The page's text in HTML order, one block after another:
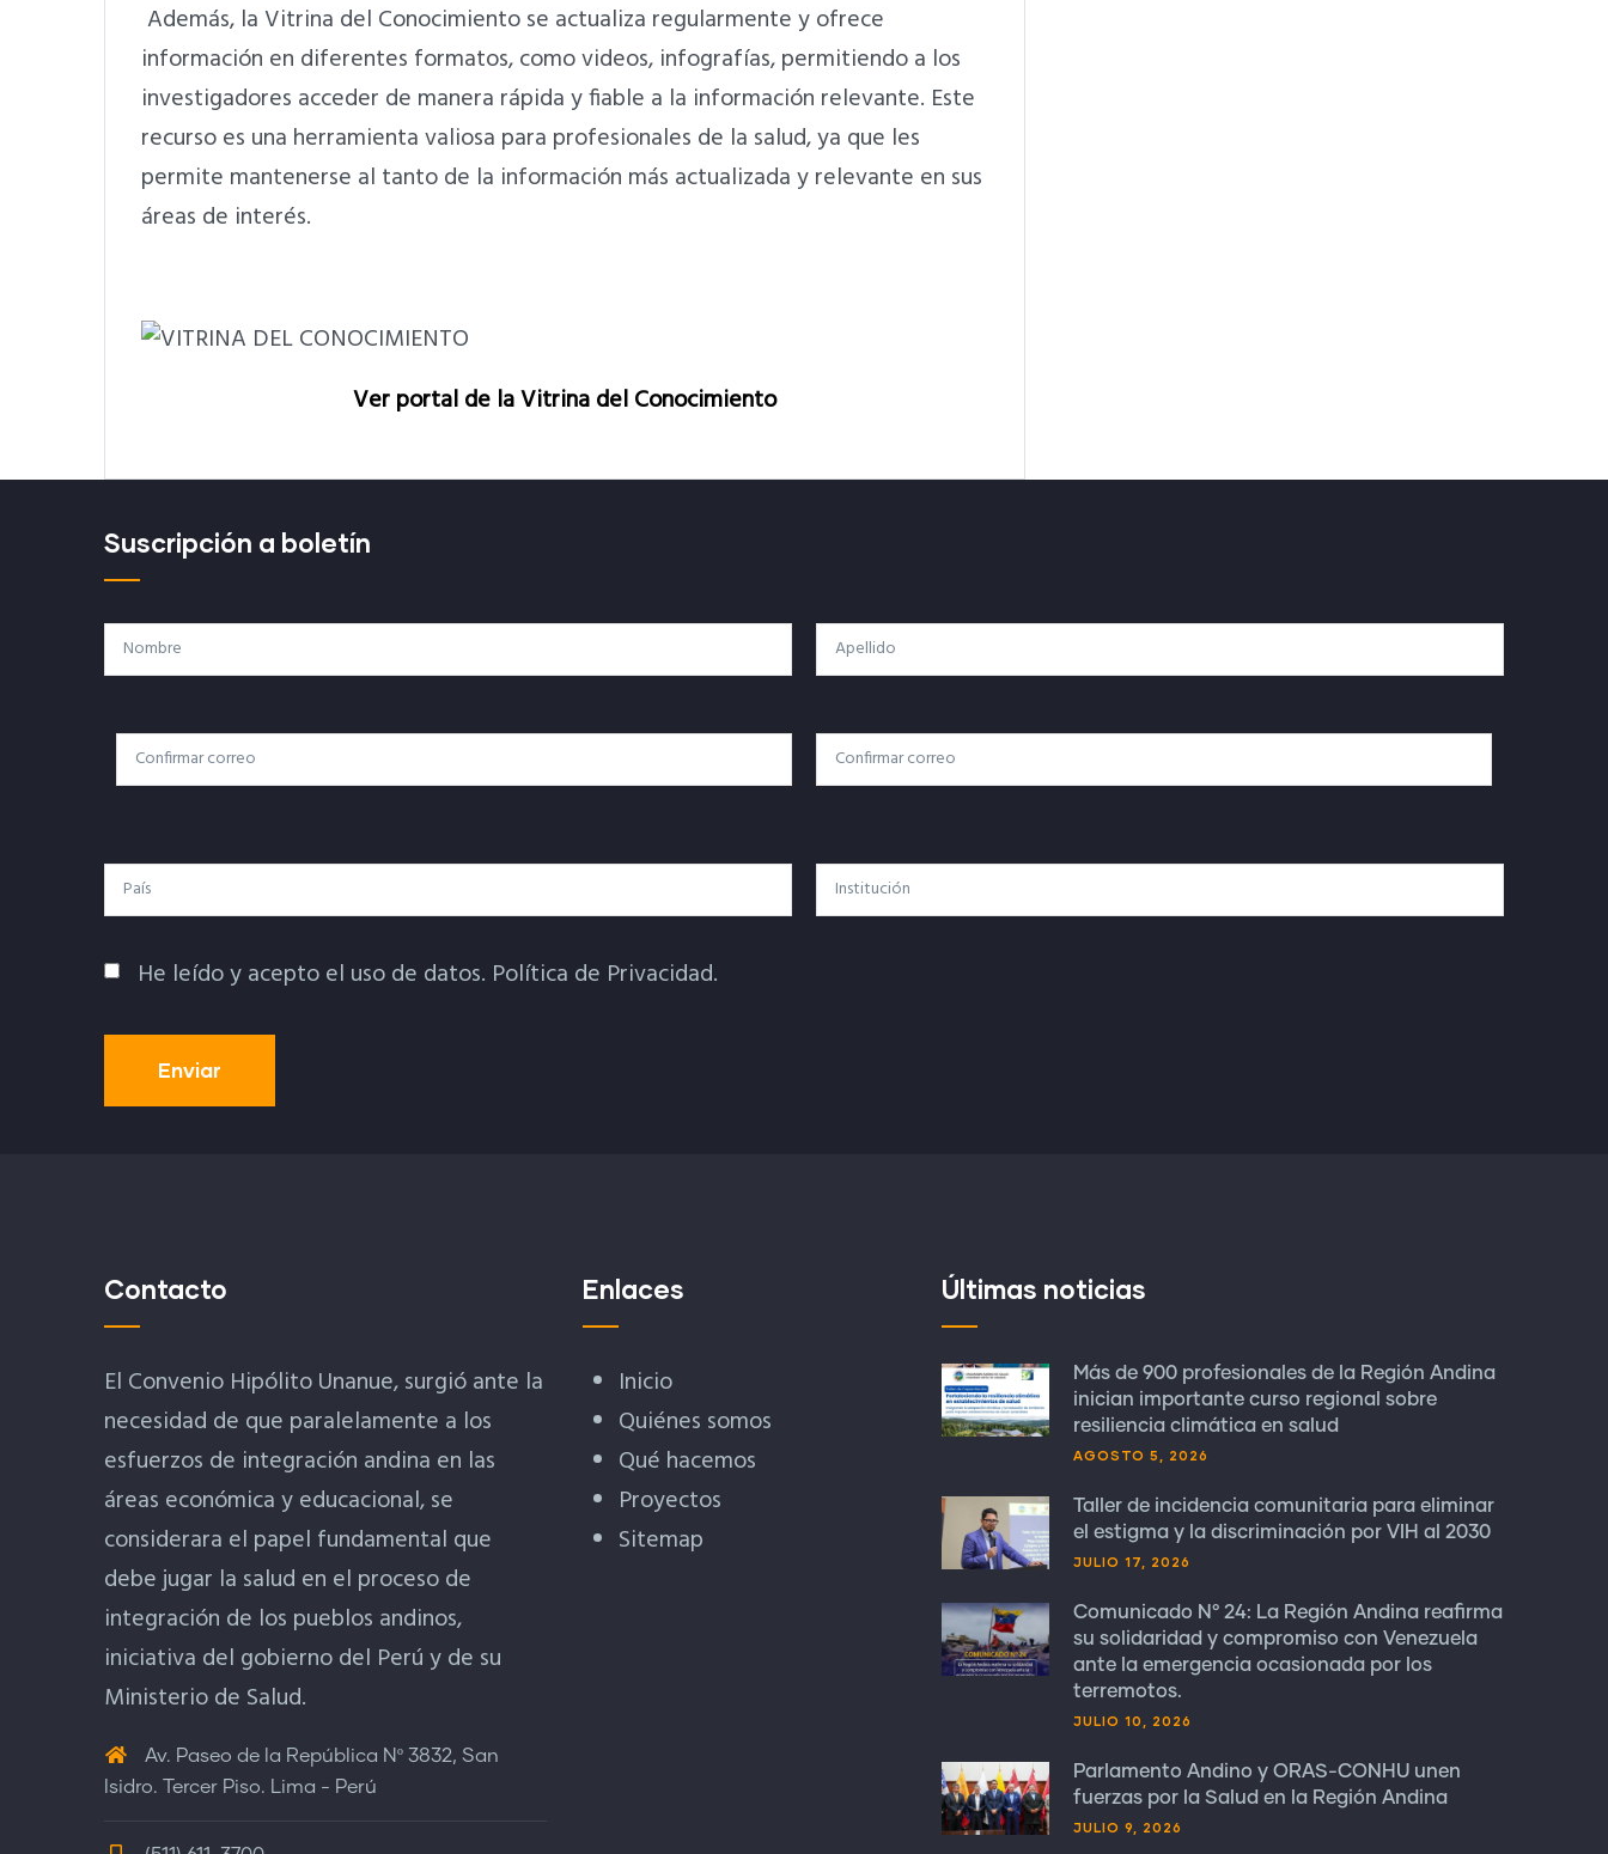
Además, la Vitrina del Conocimiento se actualiza regularmente y ofrece
información en diferentes formatos, como videos, infografías, permitiendo a los
investigadores acceder de manera rápida y fiable a la información relevante. Este
recurso es una herramienta valiosa para profesionales de la salud, ya que les
permite mantenerse al tanto de la información más actualizada y relevante en sus
áreas de interés.
Ver portal de la Vitrina del Conocimiento
Suscripción a boletín
Nombre Apellido
Correo
Electrónico
Correo Electrónico Confirmar Correo
País Institución
Política De Privacidad
He leído y acepto el uso de datos. Política de Privacidad.
Contacto
El Convenio Hipólito Unanue, surgió ante la
necesidad de que paralelamente a los
esfuerzos de integración andina en las
áreas económica y educacional, se
considerara el papel fundamental que
debe jugar la salud en el proceso de
integración de los pueblos andinos,
iniciativa del gobierno del Perú y de su
Ministerio de Salud.
Av. Paseo de la República Nº 3832, San
Isidro. Tercer Piso. Lima - Perú
Enlaces
Inicio
Quiénes somos
Qué hacemos
Proyectos
Sitemap
Últimas noticias
Más de 900 profesionales de la Región Andina
inician importante curso regional sobre
resiliencia climática en salud
AGOSTO 5, 2026
Taller de incidencia comunitaria para eliminar
el estigma y la discriminación por VIH al 2030
JULIO 17, 2026
Comunicado N° 24: La Región Andina reafirma
su solidaridad y compromiso con Venezuela
ante la emergencia ocasionada por los
terremotos.
JULIO 10, 2026
Parlamento Andino y ORAS-CONHU unen
fuerzas por la Salud en la Región Andina
JULIO 9, 2026